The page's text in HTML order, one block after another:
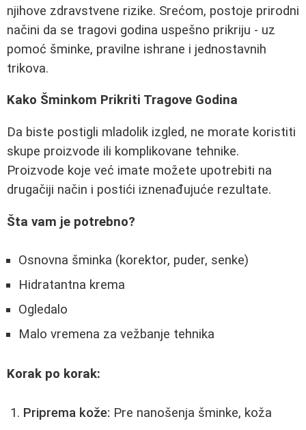
njihove zdravstvene rizike. Srećom, postoje prirodni
načini da se tragovi godina uspešno prikriju - uz
pomoć šminke, pravilne ishrane i jednostavnih
trikova.
Kako Šminkom Prikriti Tragove Godina
Da biste postigli mladolik izgled, ne morate koristiti
skupe proizvode ili komplikovane tehnike.
Proizvode koje već imate možete upotrebiti na
drugačiji način i postići iznenađujuće rezultate.
Šta vam je potrebno?
Osnovna šminka (korektor, puder, senke)
Hidratantna krema
Ogledalo
Malo vremena za vežbanje tehnika
Korak po korak:
Priprema kože: Pre nanošenja šminke, koža